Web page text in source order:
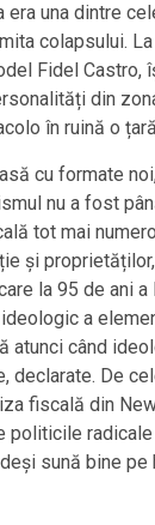
era una dintre
colapsului.
Fidel Castro,
din
în ruină o
cu formate
nu a fost
tot mai
și
la 95 de ani
a
când
declarate. De
fiscală din
sună bine